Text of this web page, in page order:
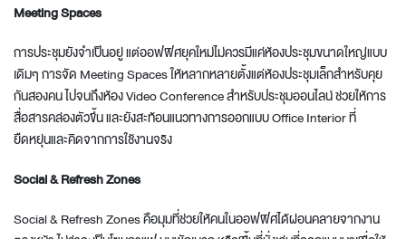
Meeting Spaces
การประชุมยังจำเป็นอยู่ แต่ออฟฟิศยุคใหม่ไม่ควรมีแค่ห้องประชุมขนาดใหญ่แบบ
เดิมๆ การจัด Meeting Spaces ให้หลากหลายตั้งแต่ห้องประชุมเล็กสำหรับคุย
กันสองคน ไปจนถึงห้อง Video Conference สำหรับประชุมออนไลน์ ช่วยให้การ
สื่อสารคล่องตัวขึ้น และยังสะท้อนแนวทางการออกแบบOffice Interiorที่
ยืดหยุ่นและคิดจากการใช้งานจริง
Social & Refresh Zones
Social & Refresh Zones คือมุมที่ช่วยให้คนในออฟฟิศได้ผ่อนคลายจากงาน